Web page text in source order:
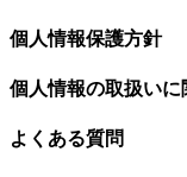
個人情報保護方針
個人情報の取扱いに
よくある質問